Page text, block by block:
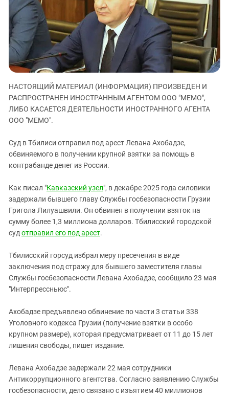
ЗАСТАВЛЯЕТ
КАВКАЗ ЗА ПАЛЕСТИНУ
ИНАКОМЫСЛИЕ В ЧЕЧНЕ
ПРЕСЛЕДОВАНИЕ АКТИВИСТОВ
МОБИЛИЗАЦИЯ И ПРОТЕСТЫ
Дагестан
Ингушетия
Кабардино-Балкария
Калмыкия
Карачаево-Черкесия
Краснодарский край
Российская Федерация
Северная Осетия - Алания
СКФО
Ставропольский край
Чечня
Южная Осетия
Южный Кавказ
НАСТОЯЩИЙ МАТЕРИАЛ (ИНФОРМАЦИЯ) ПРОИЗВЕДЕН И
РАСПРОСТРАНЕН ИНОСТРАННЫМ АГЕНТОМ ООО "МЕМО",
ЛИБО КАСАЕТСЯ ДЕЯТЕЛЬНОСТИ ИНОСТРАННОГО АГЕНТА
ООО "МЕМО".
Суд в Тбилиси отправил под арест Левана Ахобадзе,
обвиняемого в получении крупной взятки за помощь в
контрабанде денег из России.
Как писал "Кавказский узел", в декабре 2025 года силовики
задержали бывшего главу Службы госбезопасности Грузии
Григола Лилуашвили. Он обвинен в получении взяток на
сумму более 1,3 миллиона долларов. Тбилисский городской
суд отправил его под арест.
Тбилисский горсуд избрал меру пресечения в виде
заключения под стражу для бывшего заместителя главы
Службы госбезопасности Левана Ахобадзе, сообщило 23 мая
"Интерпрессньюс".
Ахобадзе предъявлено обвинение по части 3 статьи 338
Уголовного кодекса Грузии (получение взятки в особо
крупном размере), которая предусматривает от 11 до 15 лет
лишения свободы, пишет издание.
Левана Ахобадзе задержали 22 мая сотрудники
Антикоррупционного агентства. Согласно заявлению Службы
госбезопасности, дело связано с изъятием 40 миллионов